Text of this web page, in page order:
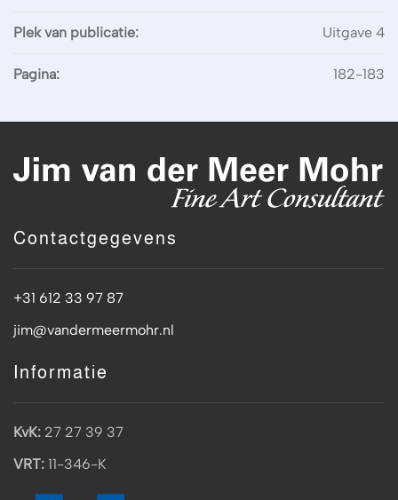
Plek van publicatie: Uitgave 4
Pagina: 182-183
Contactgegevens
+31 612 33 97 87
jim@vandermeermohr.nl
Informatie
KvK: 27 27 39 37
VRT: 11-346-K